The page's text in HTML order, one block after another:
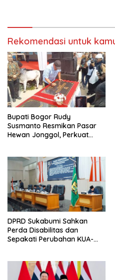
Rekomendasi untuk
Bupati Bogor Rudy
Susmanto Resmikan Pasar
Hewan Jonggol, Perkuat
DPRD Sukabumi Sahkan
Perda Disabilitas dan
Sepakati Perubahan KUA-